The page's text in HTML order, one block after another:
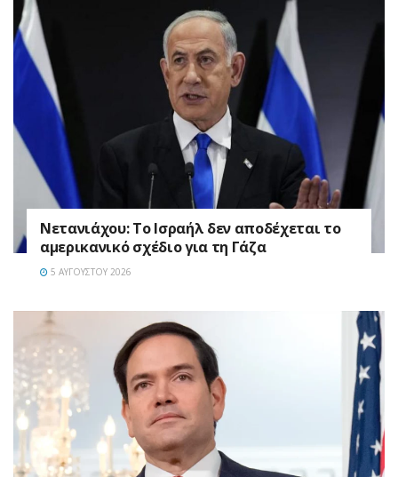
Νετανιάχου: Το Ισραήλ δεν αποδέχεται το
αμερικανικό σχέδιο για τη Γάζα
5 ΑΥΓΟΎΣΤΟΥ 2026